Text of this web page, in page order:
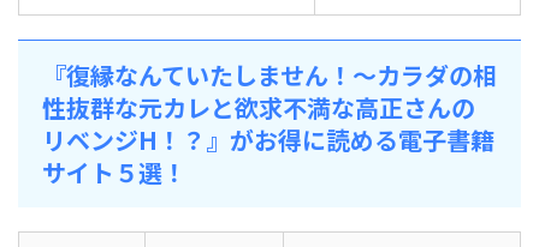
『復縁なんていたしません！～カラダの相
性抜群な元カレと欲求不満な高正さんの
リベンジH！？』がお得に読める電子書籍
サイト５選！